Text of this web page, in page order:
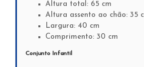
Altura total: 65 cm
Altura assento ao chão: 35
Largura: 40 cm
Comprimento: 30 cm
Conjunto Infantil